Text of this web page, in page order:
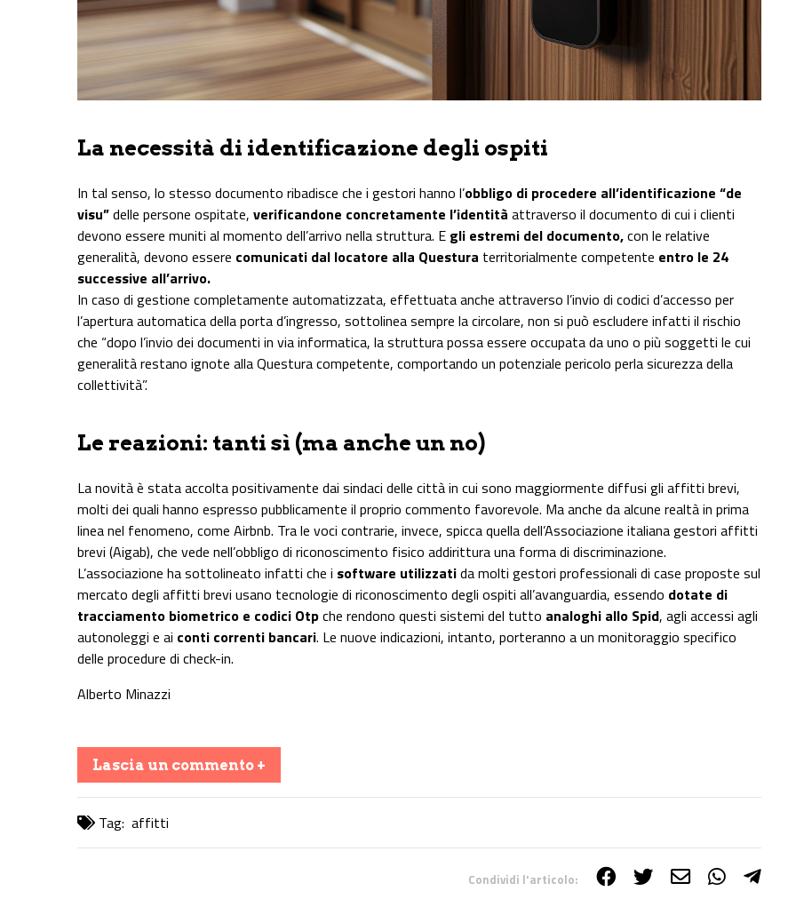
La necessità di identificazione degli ospiti
In tal senso, lo stesso documento ribadisce che i gestori hanno l’obbligo di procedere all’identificazione “de
visu”delle persone ospitate, verificandone concretamente l’identità attraverso il documento di cui i clienti
devono essere muniti al momento dell’arrivo nella struttura. E gli estremi del documento,con le relative
generalità, devono essere comunicati dal locatore alla Questura territorialmente competente entro le 24
successive all’arrivo.
In caso di gestione completamente automatizzata, effettuata anche attraverso l’invio di codici d’accesso per
l’apertura automatica della porta d’ingresso, sottolinea sempre la circolare, non si può escludere infatti il rischio
che “dopo l’invio dei documenti in via informatica, la struttura possa essere occupata da uno o più soggetti le cui
generalità restano ignote alla Questura competente, comportando un potenziale pericolo perla sicurezza della
collettività”.
Le reazioni: tanti sì (ma anche un no)
La novità è stata accolta positivamente dai sindaci delle città in cui sono maggiormente diffusi gli affitti brevi,
molti dei quali hanno espresso pubblicamente il proprio commento favorevole. Ma anche da alcune realtà in prima
linea nel fenomeno, come Airbnb. Tra le voci contrarie, invece, spicca quella dell’Associazione italiana gestori affitti
brevi (Aigab), che vede nell’obbligo di riconoscimento fisico addirittura una forma di discriminazione.
L’associazione ha sottolineato infatti che i software utilizzatida molti gestori professionali di case proposte sul
mercato degli affitti brevi usano tecnologie di riconoscimento degli ospiti all’avanguardia, essendo dotate di
tracciamento biometrico e codici Otpche rendono questi sistemi del tutto analoghi allo Spid, agli accessi agli
autonoleggi e ai conti correnti bancari. Le nuove indicazioni, intanto, porteranno a un monitoraggio specifico
delle procedure di check-in.
Alberto Minazzi
Lascia un commento +
Tag: affitti
Condividi l'articolo: